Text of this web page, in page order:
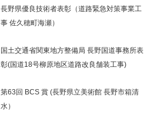
長野県優良技術者表彰（道路緊急対策事業工
事 佐久穂町海瀬）
国土交通省関東地方整備局 長野国道事務所表
彰(国道18号柳原地区道路改良舗装工事)
第63回 BCS 賞 (長野県立美術館 長野市箱清
水）